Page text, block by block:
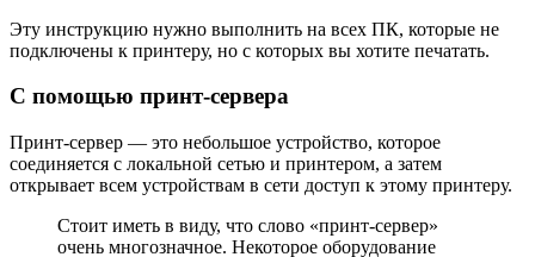
Эту инструкцию нужно выполнить на всех ПК, которые не
подключены к принтеру, но с которых вы хотите печатать.
С помощью принт-сервера
Принт-сервер — это небольшое устройство, которое
соединяется с локальной сетью и принтером, а затем
открывает всем устройствам в сети доступ к этому принтеру.
Стоит иметь в виду, что слово «принт-сервер»
очень многозначное. Некоторое оборудование